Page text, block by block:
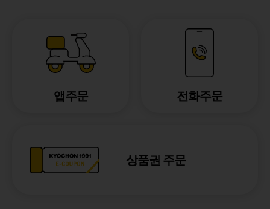
앱주문 전화주문
상품권 주문